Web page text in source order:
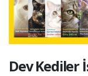
Dev Kediler